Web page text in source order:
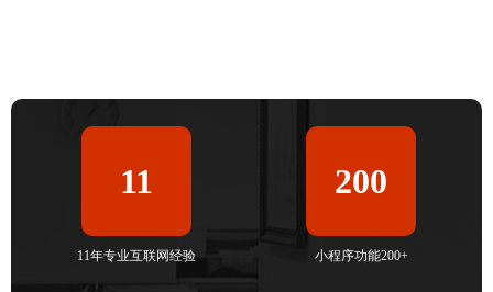
11
11年专业互联网经验
200
小程序功能200+